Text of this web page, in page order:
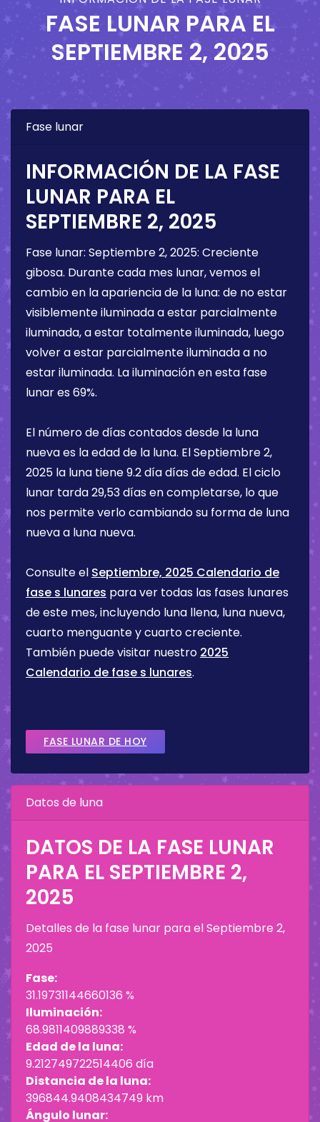
FASE LUNAR PARA EL
SEPTIEMBRE 2, 2025
Fase lunar
INFORMACIÓN DE LA FASE
LUNAR PARA EL
SEPTIEMBRE 2, 2025
Fase lunar: Septiembre 2, 2025: Creciente
gibosa. Durante cada mes lunar, vemos el
cambio en la apariencia de la luna: de no estar
visiblemente iluminada a estar parcialmente
iluminada, a estar totalmente iluminada, luego
volver a estar parcialmente iluminada a no
estar iluminada. La iluminación en esta fase
lunar es 69%.
El número de días contados desde la luna
nueva es la edad de la luna. ElSeptiembre 2,
2025 la luna tiene9.2 díadías de edad. El ciclo
lunar tarda 29,53 días en completarse, lo que
nos permite verlo cambiando su forma de luna
nueva a luna nueva.
Consulte el Septiembre, 2025 Calendario de
fase s lunares para ver todas las fases lunares
de este mes, incluyendo luna llena, luna nueva,
cuarto menguante y cuarto creciente.
También puede visitar nuestro 2025
Calendario de fase s lunares.
FASE LUNAR DE HOY
Datos de luna
DATOS DE LA FASE LUNAR
PARA EL SEPTIEMBRE 2,
2025
Detalles de la fase lunar para elSeptiembre 2,
2025
Fase:
31.19731144660136 %
Iluminación:
68.9811409889338 %
Edad de la luna:
9.212749722514406 día
Distancia de la luna:
396844.9408434749 km
Ángulo lunar: